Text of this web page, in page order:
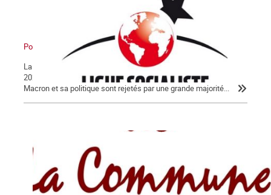
Pour en finir avec Macron !
La Lettre de La Commune, nouvelle série, n° 124 - Jeudi 30 janvier
2020 Après 56 jours d’un conflit historique, c’est peu dire que
Macron et sa politique sont rejetés par une grande majorité...